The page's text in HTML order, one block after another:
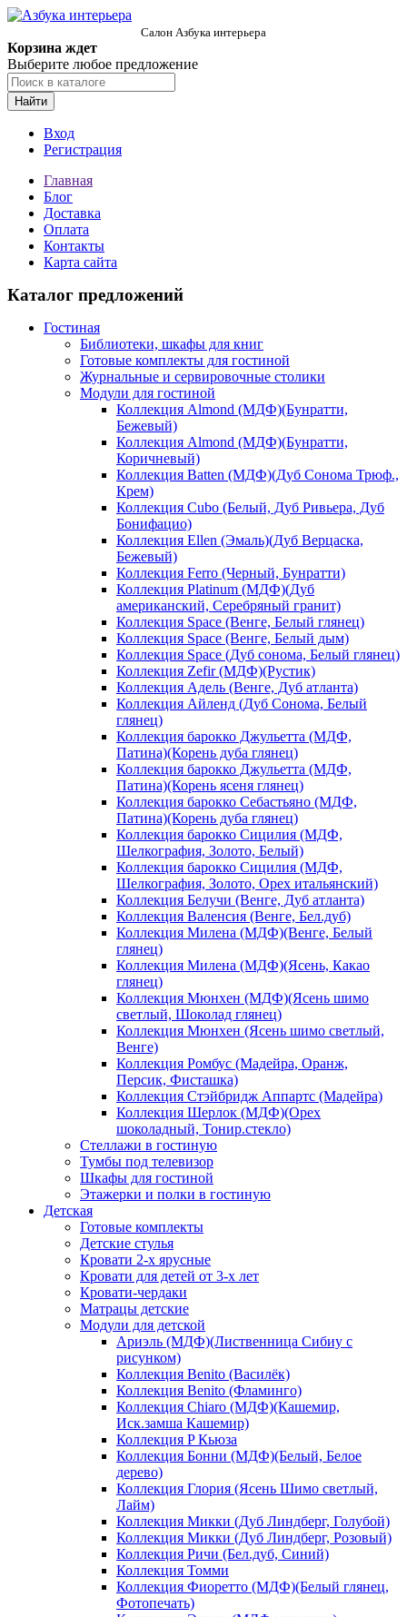
Салон Азбука интерьера
Корзина ждет
Выберите любое предложение
Найти
Вход
Регистрация
Главная
Блог
Доставка
Оплата
Контакты
Карта сайта
Каталог предложений
Гостиная
Библиотеки, шкафы для книг
Готовые комплекты для гостиной
Журнальные и сервировочные столики
Модули для гостиной
Коллекция Almond (МДФ)(Бунратти,
Бежевый)
Коллекция Almond (МДФ)(Бунратти,
Коричневый)
Коллекция Batten (МДФ)(Дуб Сонома Трюф.,
Крем)
Коллекция Cubo (Белый, Дуб Ривьера, Дуб
Бонифацио)
Коллекция Ellen (Эмаль)(Дуб Верцаска,
Бежевый)
Коллекция Ferro (Черный, Бунратти)
Коллекция Platinum (МДФ)(Дуб
американский, Серебряный гранит)
Коллекция Space (Венге, Белый глянец)
Коллекция Space (Венге, Белый дым)
Коллекция Space (Дуб сонома, Белый глянец)
Коллекция Zefir (МДФ)(Рустик)
Коллекция Адель (Венге, Дуб атланта)
Коллекция Айленд (Дуб Сонома, Белый
глянец)
Коллекция барокко Джульетта (МДФ,
Патина)(Корень дуба глянец)
Коллекция барокко Джульетта (МДФ,
Патина)(Корень ясеня глянец)
Коллекция барокко Себастьяно (МДФ,
Патина)(Корень дуба глянец)
Коллекция барокко Сицилия (МДФ,
Шелкография, Золото, Белый)
Коллекция барокко Сицилия (МДФ,
Шелкография, Золото, Орех итальянский)
Коллекция Белучи (Венге, Дуб атланта)
Коллекция Валенсия (Венге, Бел.дуб)
Коллекция Милена (МДФ)(Венге, Белый
глянец)
Коллекция Милена (МДФ)(Ясень, Какао
глянец)
Коллекция Мюнхен (МДФ)(Ясень шимо
светлый, Шоколад глянец)
Коллекция Мюнхен (Ясень шимо светлый,
Венге)
Коллекция Ромбус (Мадейра, Оранж,
Персик, Фисташка)
Коллекция Стэйбридж Аппартс (Мадейра)
Коллекция Шерлок (МДФ)(Орех
шоколадный, Тонир.стекло)
Стеллажи в гостиную
Тумбы под телевизор
Шкафы для гостиной
Этажерки и полки в гостиную
Детская
Готовые комплекты
Детские стулья
Кровати 2-х ярусные
Кровати для детей от 3-х лет
Кровати-чердаки
Матрацы детские
Модули для детской
Ариэль (МДФ)(Лиственница Сибиу с
рисунком)
Коллекция Benito (Василёк)
Коллекция Benito (Фламинго)
Коллекция Chiaro (МДФ)(Кашемир,
Иск.замша Кашемир)
Коллекция P Кьюза
Коллекция Бонни (МДФ)(Белый, Белое
дерево)
Коллекция Глория (Ясень Шимо светлый,
Лайм)
Коллекция Микки (Дуб Линдберг, Голубой)
Коллекция Микки (Дуб Линдберг, Розовый)
Коллекция Ричи (Бел.дуб, Синий)
Коллекция Томми
Коллекция Фиоретто (МДФ)(Белый глянец,
Фотопечать)